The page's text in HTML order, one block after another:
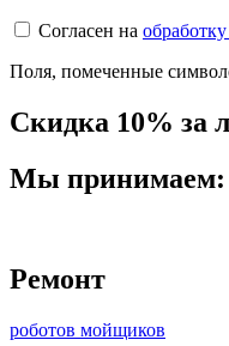
Согласен на
Поля, помеченные
Скидка 10% за
Мы принимаем:
Ремонт
роботов мойщиков